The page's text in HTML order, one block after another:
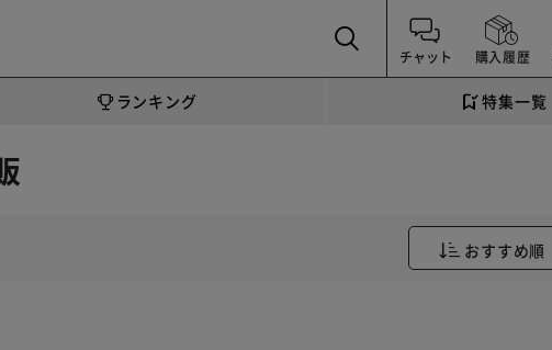
チャット 購入履歴
ランキング 特集一覧
おすすめ順